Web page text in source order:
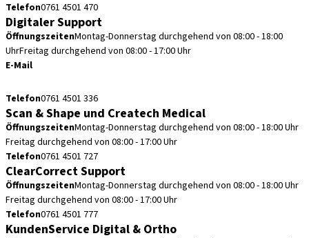
Telefon0761 4501 470
Digitaler Support
ÖffnungszeitenMontag-Donnerstag durchgehend von 08:00 - 18:00
UhrFreitag durchgehend von 08:00 - 17:00 Uhr
E-Mail
Telefon0761 4501 336
Scan & Shape und Createch Medical
ÖffnungszeitenMontag-Donnerstag durchgehend von 08:00 - 18:00 Uhr
Freitag durchgehend von 08:00 - 17:00 Uhr
Telefon0761 4501 727
ClearCorrect Support
ÖffnungszeitenMontag-Donnerstag durchgehend von 08:00 - 18:00 Uhr
Freitag durchgehend von 08:00 - 17:00 Uhr
Telefon0761 4501 777
KundenService Digital & Ortho